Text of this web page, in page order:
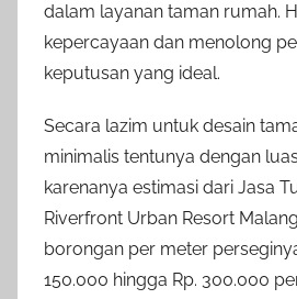
dalam layanan taman rumah.
kepercayaan dan menolong
keputusan yang ideal.
Secara lazim untuk desain
minimalis tentunya dengan
karenanya estimasi dari Jasa
Riverfront Urban Resort
borongan per meter
150.000 hingga Rp. 300.000